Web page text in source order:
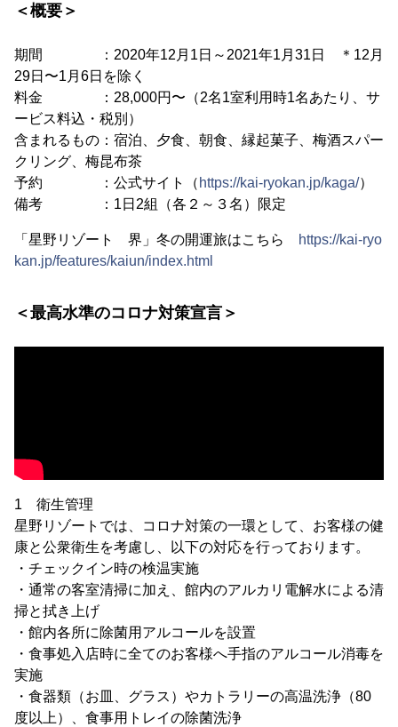
＜概要＞
期間 ：2020年12月1日～2021年1月31日 ＊12月
29日〜1月6日を除く
料金 ：28,000円〜（2名1室利用時1名あたり、サ
ービス料込・税別）
含まれるもの：宿泊、夕食、朝食、縁起菓子、梅酒スパー
クリング、梅昆布茶
予約 ：公式サイト（ https://kai-ryokan.jp/kaga/）
備考 ：1日2組（各２～３名）限定
「星野リゾート 界」冬の開運旅はこちら
https://kai-ryo
kan.jp/features/kaiun/index.html
＜最高水準のコロナ対策宣言＞
1 衛生管理
星野リゾートでは、コロナ対策の一環として、お客様の健
康と公衆衛生を考慮し、以下の対応を行っております。
・チェックイン時の検温実施
・通常の客室清掃に加え、館内のアルカリ電解水による清
掃と拭き上げ
・館内各所に除菌用アルコールを設置
・食事処入店時に全てのお客様へ手指のアルコール消毒を
実施
・食器類（お皿、グラス）やカトラリーの高温洗浄（80
度以上）、食事用トレイの除菌洗浄